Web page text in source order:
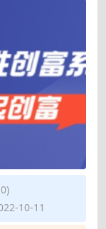
10-11